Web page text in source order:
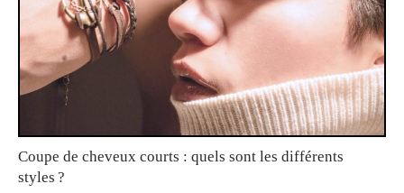
Coupe de cheveux courts : quels sont les différents
styles ?